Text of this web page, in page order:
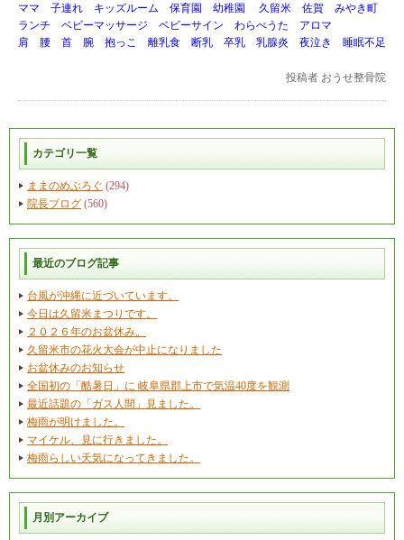
ママ 子連れ キッズルーム 保育園 幼稚園 久留米 佐賀 みやき町
ランチ ベビーマッサージ ベビーサイン わらべうた アロマ
肩 腰 首 腕 抱っこ 離乳食 断乳 卒乳 乳腺炎 夜泣き 睡眠不足
投稿者 おうせ整骨院
カテゴリ一覧
ままのめぶろぐ (294)
院長ブログ (560)
最近のブログ記事
台風が沖縄に近づいています。
今日は久留米まつりです。
２０２６年のお盆休み。
久留米市の花火大会が中止になりました
お盆休みのお知らせ
全国初の「酷暑日」に 岐阜県郡上市で気温40度を観測
最近話題の「ガス人間」見ました。
梅雨が明けました。
マイケル、見に行きました。
梅雨らしい天気になってきました。
月別アーカイブ